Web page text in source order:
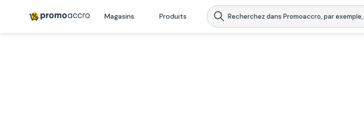
Magasins Produits